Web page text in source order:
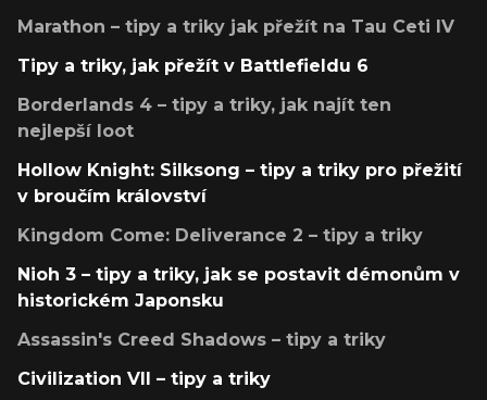
Marathon – tipy a triky jak přežít na Tau Ceti IV
Tipy a triky, jak přežít v Battlefieldu 6
Borderlands 4 – tipy a triky, jak najít ten
nejlepší loot
Hollow Knight: Silksong – tipy a triky pro přežití
v broučím království
Kingdom Come: Deliverance 2 – tipy a triky
Nioh 3 – tipy a triky, jak se postavit démonům v
historickém Japonsku
Assassin's Creed Shadows – tipy a triky
Civilization VII – tipy a triky